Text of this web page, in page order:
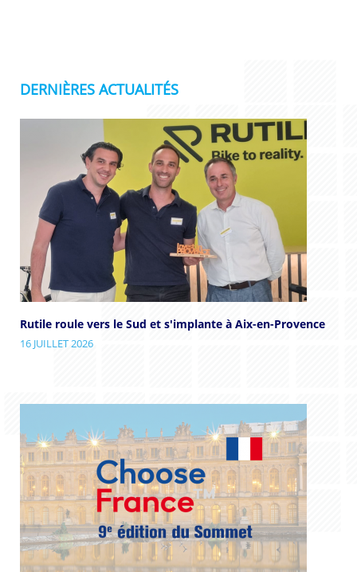
DERNIÈRES ACTUALITÉS
Rutile roule vers le Sud et s'implante à Aix-en-Provence
16 JUILLET 2026